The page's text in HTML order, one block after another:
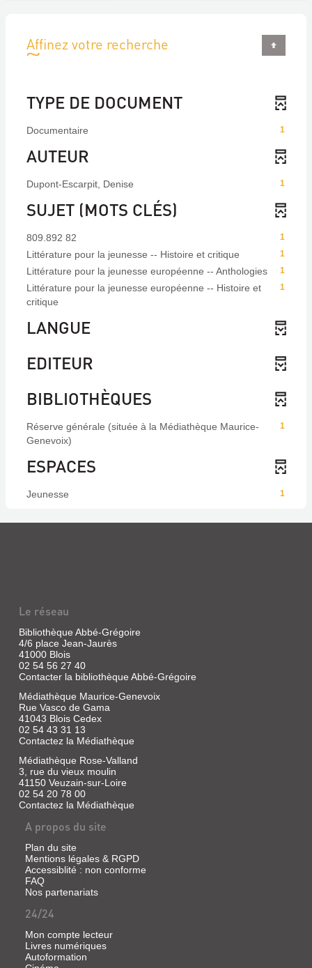
Affinez votre recherche
TYPE DE DOCUMENT
1
Documentaire
AUTEUR
1
Dupont-Escarpit, Denise
SUJET (MOTS CLÉS)
1
809.892 82
1
Littérature pour la jeunesse -- Histoire et critique
1
Littérature pour la jeunesse européenne -- Anthologies
1
Littérature pour la jeunesse européenne -- Histoire et
critique
LANGUE
EDITEUR
BIBLIOTHÈQUES
1
Réserve générale (située à la Médiathèque Maurice-
Genevoix)
ESPACES
1
Jeunesse
Le réseau
Bibliothèque Abbé-Grégoire
4/6 place Jean-Jaurès
41000 Blois
02 54 56 27 40
Contacter la bibliothèque Abbé-Grégoire
Médiathèque Maurice-Genevoix
Rue Vasco de Gama
41043 Blois Cedex
02 54 43 31 13
Contactez la Médiathèque
Médiathèque Rose-Valland
3, rue du vieux moulin
41150 Veuzain-sur-Loire
02 54 20 78 00
Contactez la Médiathèque
A propos du site
Plan du site
Mentions légales & RGPD
Accessiblité : non conforme
FAQ
Nos partenariats
24/24
Mon compte lecteur
Livres numériques
Autoformation